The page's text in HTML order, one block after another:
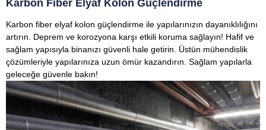
Karbon Fiber Elyaf Kolon Güçlendirme
Karbon fiber elyaf kolon güçlendirme ile yapılarınızın dayanıklılığını
artırın. Deprem ve korozyona karşı etkili koruma sağlayın! Hafif ve
sağlam yapısıyla binanızı güvenli hale getirin. Üstün mühendislik
çözümleriyle yapılarınıza uzun ömür kazandırın. Sağlam yapılarla
geleceğe güvenle bakın!